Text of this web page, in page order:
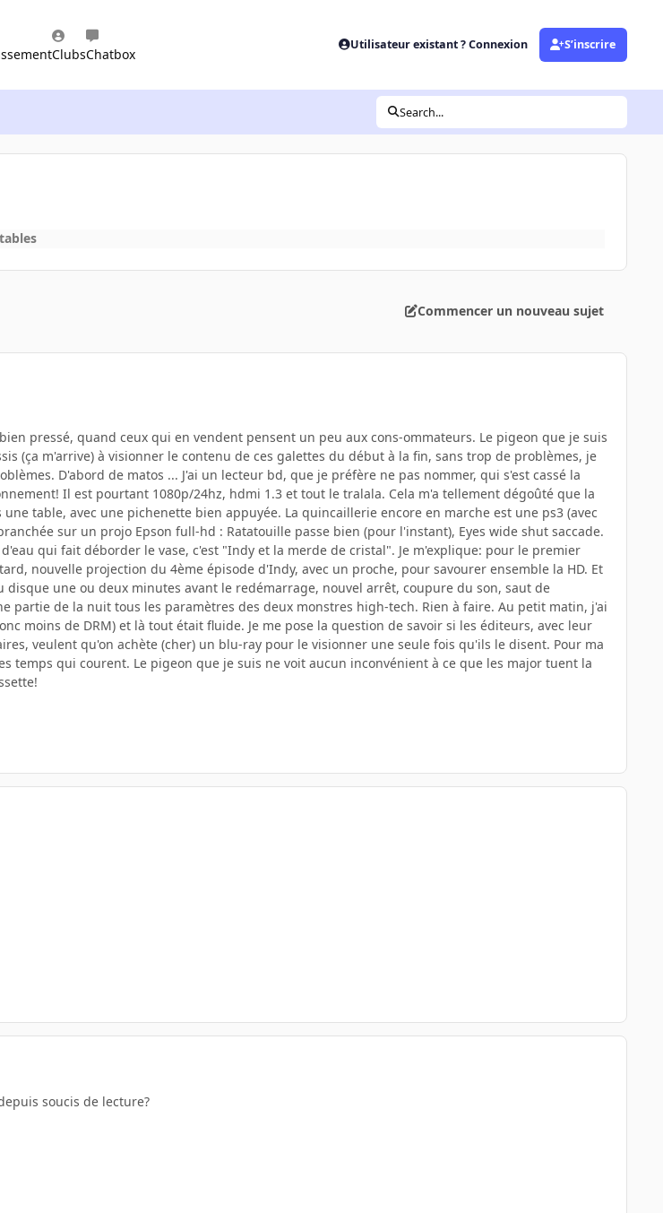
ClubsChatbox
Utilisateur existant ? Connexion S’inscrire
Search...
Commencer un nouveau sujet
pressé, quand ceux qui en vendent pensent un peu aux cons-ommateurs. Le pigeon que je suis
(ça m'arrive) à visionner le contenu de ces galettes du début à la fin, sans trop de problèmes, je
D'abord de matos ... J'ai un lecteur bd, que je préfère ne pas nommer, qui s'est cassé la
Il est pourtant 1080p/24hz, hdmi 1.3 et tout le tralala. Cela m'a tellement dégoûté que la
table, avec une pichenette bien appuyée. La quincaillerie encore en marche est une ps3 (avec
sur un projo Epson full-hd : Ratatouille passe bien (pour l'instant), Eyes wide shut saccade.
qui fait déborder le vase, c'est "Indy et la merde de cristal". Je m'explique: pour le premier
nouvelle projection du 4ème épisode d'Indy, avec un proche, pour savourer ensemble la HD. Et
disque une ou deux minutes avant le redémarrage, nouvel arrêt, coupure du son, saut de
partie de la nuit tous les paramètres des deux monstres high-tech. Rien à faire. Au petit matin, j'ai
moins de DRM) et là tout était fluide. Je me pose la question de savoir si les éditeurs, avec leur
veulent qu'on achète (cher) un blu-ray pour le visionner une seule fois qu'ils le disent. Pour ma
temps qui courent. Le pigeon que je suis ne voit aucun inconvénient à ce que les major tuent la
soucis de lecture?